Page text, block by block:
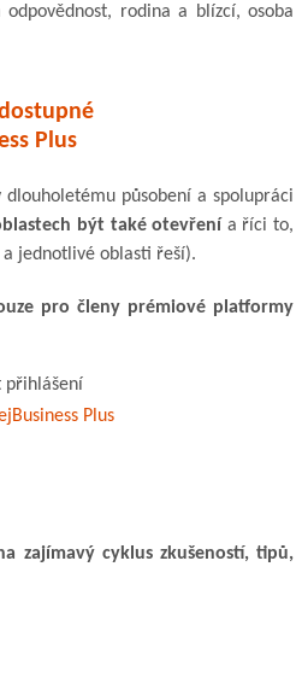
rodina a blízcí, osoba
Plus
působení a spolupráci
být také otevřenía říci to,
jednotlivé oblasti řeší).
pro členy prémiové platformy
přihlášení
Plus
zajímavý cyklus zkušeností, tipů,